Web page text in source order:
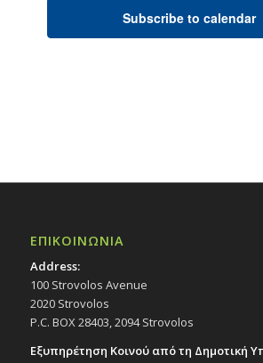
Subscribe to calendar
ΕΠΙΚΟΙΝΩΝΙΑ
Address:
100 Strovolos Avenue
2020 Strovolos
P.C. BOX 28403, 2094 Strovolos
Εξυπηρέτηση Κοινού από τη Δημοτική